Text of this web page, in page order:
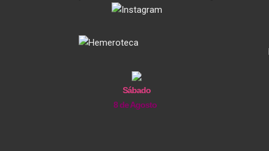
Sábado
8 de Agosto